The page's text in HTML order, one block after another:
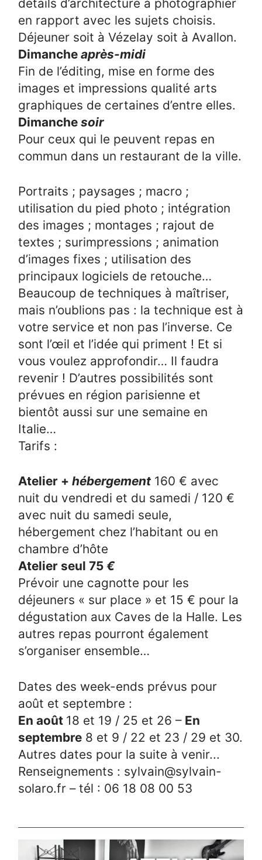
détails d’architecture à photographier
en rapport avec les sujets choisis.
Déjeuner soit à Vézelay soit à Avallon.
Dimancheaprès-midi
Fin de l’éditing, mise en forme des
images et impressions qualité arts
graphiques de certaines d’entre elles.
Dimanchesoir
Pour ceux qui le peuvent repas en
commun dans un restaurant de la ville.
Portraits ; paysages ; macro ;
utilisation du pied photo ; intégration
des images ; montages ; rajout de
textes ; surimpressions ; animation
d’images fixes ; utilisation des
principaux logiciels de retouche…
Beaucoup de techniques à maîtriser,
mais n’oublions pas : la technique est à
votre service et non pas l’inverse. Ce
sont l’œil et l’idée qui priment ! Et si
vous voulez approfondir… Il faudra
revenir ! D’autres possibilités sont
prévues en région parisienne et
bientôt aussi sur une semaine en
Italie…
Tarifs :
Atelier +hébergement 160 € avec
nuit du vendredi et du samedi / 120 €
avec nuit du samedi seule,
hébergement chez l’habitant ou en
chambre d’hôte
Atelier seul 75€
Prévoir une cagnotte pour les
déjeuners « sur place » et 15 € pour la
dégustation aux Caves de la Halle. Les
autres repas pourront également
s’organiser ensemble…
Dates des week-ends prévus pour
août et septembre :
En août 18 et 19 / 25 et 26 – En
septembre 8 et 9 / 22 et 23 / 29 et 30.
Autres dates pour la suite à venir...
Renseignements : sylvain@sylvain-
solaro.fr – tél : 06 18 08 00 53